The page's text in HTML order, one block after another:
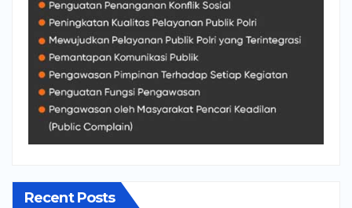
Recent Posts